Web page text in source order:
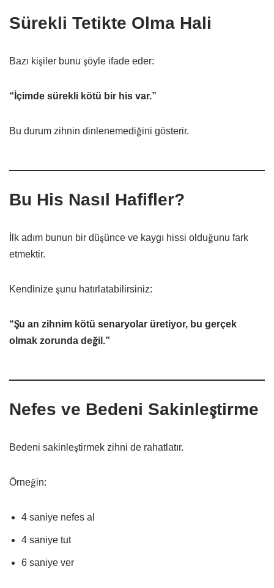
Sürekli Tetikte Olma Hali
Bazı kişiler bunu şöyle ifade eder:
“İçimde sürekli kötü bir his var.”
Bu durum zihnin dinlenemediğini gösterir.
Bu His Nasıl Hafifler?
İlk adım bunun bir düşünce ve kaygı hissi olduğunu fark
etmektir.
Kendinize şunu hatırlatabilirsiniz:
“Şu an zihnim kötü senaryolar üretiyor, bu gerçek
olmak zorunda değil.”
Nefes ve Bedeni Sakinleştirme
Bedeni sakinleştirmek zihni de rahatlatır.
Örneğin:
4 saniye nefes al
4 saniye tut
6 saniye ver